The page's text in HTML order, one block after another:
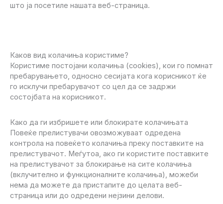
што ја посетиле нашата веб-страница.
Каков вид колачиња користиме?
Користиме постојани колачиња (cookies), кои го помнат
пребарувањето, односно сесијата кога корисникот ќе
го исклучи пребарувачот со цел да се задржи
состојбата на корисникот.
Како да ги избришете или блокирате колачињата
Повеќе прелистувачи овозможуваат одредена
контрола на повеќето колачиња преку поставките на
прелистувачот. Меѓутоа, ако ги користите поставките
на прелистувачот за блокирање на сите колачиња
(вклучително и функционалните колачиња), можеби
нема да можете да пристапите до целата веб-
страница или до одредени нејзини делови.